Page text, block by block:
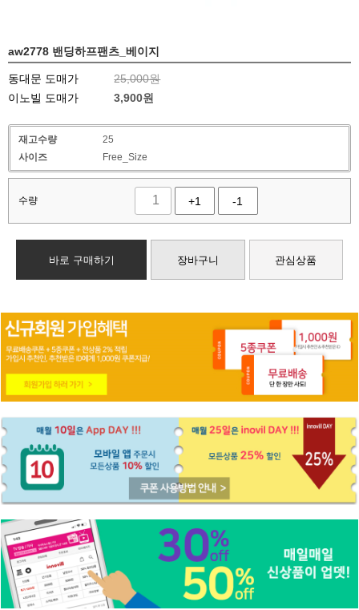
aw2778 밴딩하프팬츠_베이지
동대문 도매가
25,000원
이노빌 도매가
3,900원
재고수량
25
사이즈
Free_Size
수량 +1 -1
바로 구매하기 장바구니 관심상품